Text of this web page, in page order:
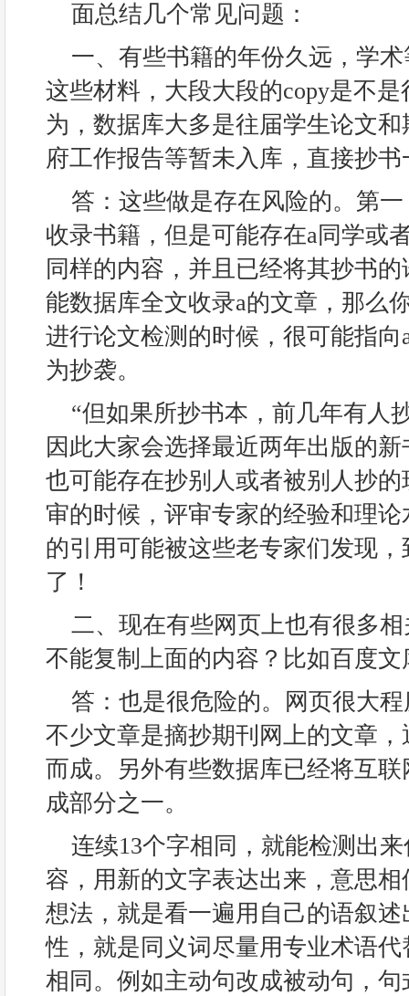
面总结几个常见问题：
一、有些书籍的年份久远，学
这些材料，大段大段的copy是不
为，数据库大多是往届学生论文
府工作报告等暂未入库，直接抄
答：这些做是存在风险的。第
收录书籍，但是可能存在a同学或
同样的内容，并且已经将其抄书
能数据库全文收录a的文章，那么
进行论文检测的时候，很可能指
为抄袭。
“但如果所抄书本，前几年有人
因此大家会选择最近两年出版的
也可能存在抄别人或者被别人抄
审的时候，评审专家的经验和理
的引用可能被这些老专家们发现
了！
二、现在有些网页上也有很多
不能复制上面的内容？比如百度文
答：也是很危险的。网页很大
不少文章是摘抄期刊网上的文章
而成。另外有些数据库已经将互
成部分之一。
连续13个字相同，就能检测出
容，用新的文字表达出来，意思
想法，就是看一遍用自己的语叙
性，就是同义词尽量用专业术语
相同。例如主动句改成被动句，